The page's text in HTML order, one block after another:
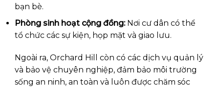
bạn bè.
Phòng sinh hoạt cộng đồng:Nơi cư dân có thể
tổ chức các sự kiện, họp mặt và giao lưu.
Ngoài ra, Orchard Hill còn có các dịch vụ quản lý
và bảo vệ chuyên nghiệp, đảm bảo môi trường
sống an ninh, an toàn và luôn được chăm sóc